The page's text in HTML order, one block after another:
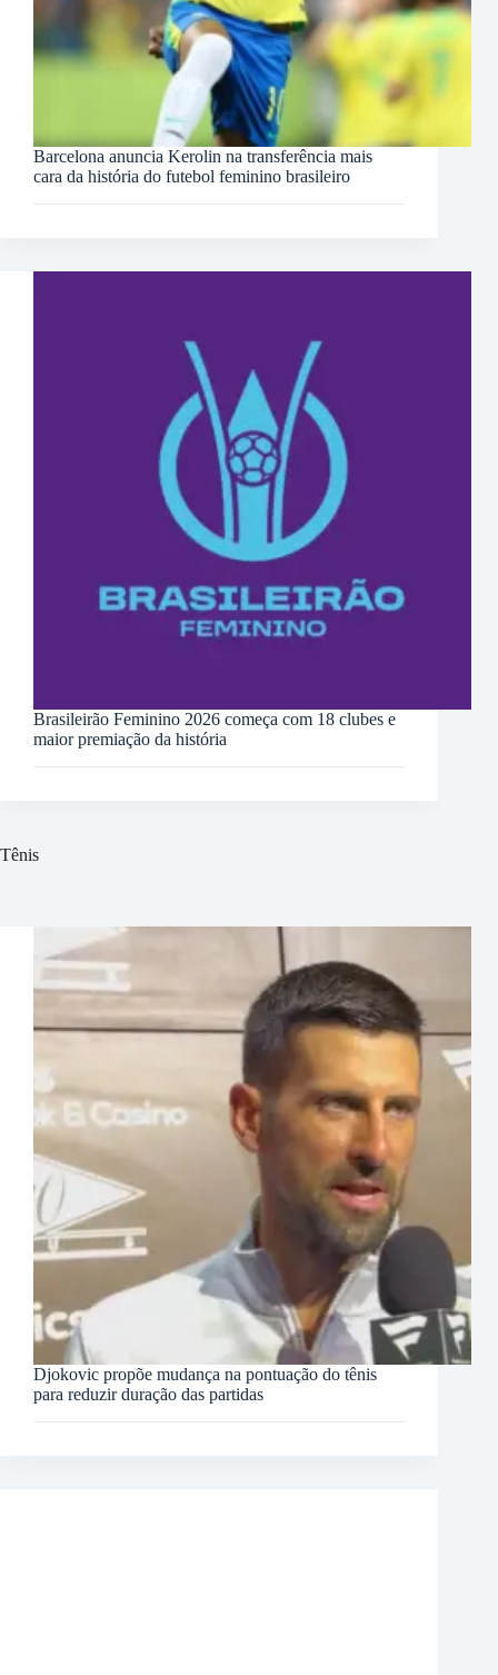
Barcelona anuncia Kerolin na transferência mais
cara da história do futebol feminino brasileiro
Brasileirão Feminino 2026 começa com 18 clubes e
maior premiação da história
Tênis
Djokovic propõe mudança na pontuação do tênis
para reduzir duração das partidas